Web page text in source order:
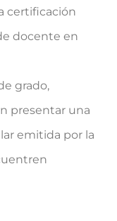
certificación
docente en
grado,
presentar una
emitida por la